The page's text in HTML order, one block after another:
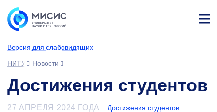
Версия для слабовидящих
НИТУ МИСИС
Новости
Достижения студентов
27 АПРЕЛЯ 2024 ГОДА Достижения студентов